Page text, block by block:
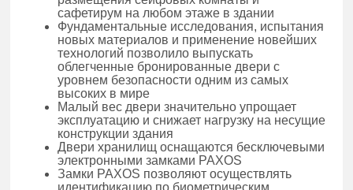
сафетирум на любом этаже в здании
Фундаментальные исследования, испытания
новых материалов и применение новейших
технологий позволило выпускать
облегченные бронированные двери с
уровнем безопасности одним из самых
высоких в мире
Малый вес двери значительно упрощает
эксплуатацию и снижает нагрузку на несущие
конструкции здания
Двери хранилищ оснащаются бесключевыми
электронными замками PAXOS
Замки PAXOS позволяют осуществлять